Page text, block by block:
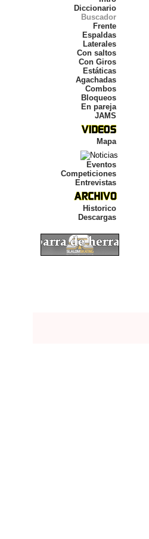
Diccionario
Buscador
Frente
Espaldas
Laterales
Con saltos
Con Giros
Estáticas
Agachadas
Combos
Bloqueos
En pareja
JAMS
Mapa
Eventos
Competiciones
Entrevistas
Historico
Descargas